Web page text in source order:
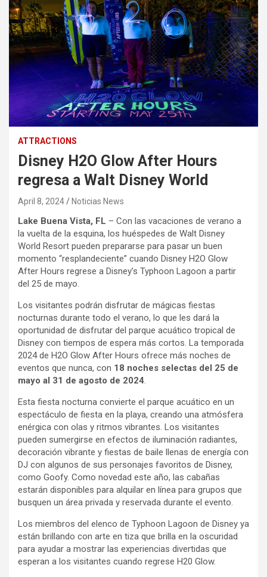
ATTRACTIONS
Disney H2O Glow After Hours
regresa a Walt Disney World
April 8, 2024 Noticias News
Lake Buena Vista, FL – Con las vacaciones de verano a
la vuelta de la esquina, los huéspedes de Walt Disney
World Resort pueden prepararse para pasar un buen
momento “resplandeciente” cuando Disney H2O Glow
After Hours regrese a Disney’s Typhoon Lagoon a partir
del 25 de mayo.
Los visitantes podrán disfrutar de mágicas fiestas
nocturnas durante todo el verano, lo que les dará la
oportunidad de disfrutar del parque acuático tropical de
Disney con tiempos de espera más cortos. La temporada
2024 de H2O Glow After Hours ofrece más noches de
eventos que nunca, con 18 noches selectas del 25 de
mayo al 31 de agosto de 2024.
Esta fiesta nocturna convierte el parque acuático en un
espectáculo de fiesta en la playa, creando una atmósfera
enérgica con olas y ritmos vibrantes. Los visitantes
pueden sumergirse en efectos de iluminación radiantes,
decoración vibrante y fiestas de baile llenas de energía con
DJ con algunos de sus personajes favoritos de Disney,
como Goofy. Como novedad este año, las cabañas
estarán disponibles para alquilar en línea para grupos que
busquen un área privada y reservada durante el evento.
Los miembros del elenco de Typhoon Lagoon de Disney ya
están brillando con arte en tiza que brilla en la oscuridad
para ayudar a mostrar las experiencias divertidas que
esperan a los visitantes cuando regrese H20 Glow.